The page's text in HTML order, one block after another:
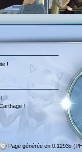
!
!
!
Page générée en 0.1293s